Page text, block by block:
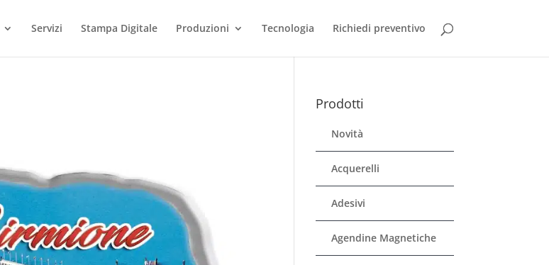
Servizi Stampa Digitale Produzioni Tecnologia Richiedi preventivo
Prodotti
Novità
Acquerelli
Adesivi
Agendine Magnetiche